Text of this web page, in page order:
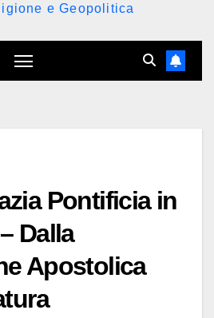
e Geopolitica
Pontificia in
Dalla
Apostolica